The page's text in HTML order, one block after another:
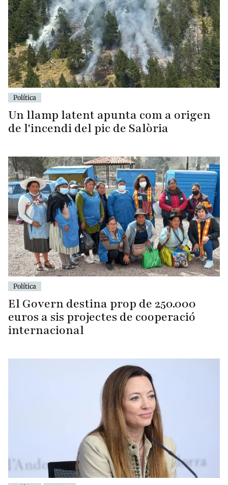
Política
Un llamp latent apunta com a origen
de l'incendi del pic de Salòria
Política
El Govern destina prop de 250.000
euros a sis projectes de cooperació
internacional